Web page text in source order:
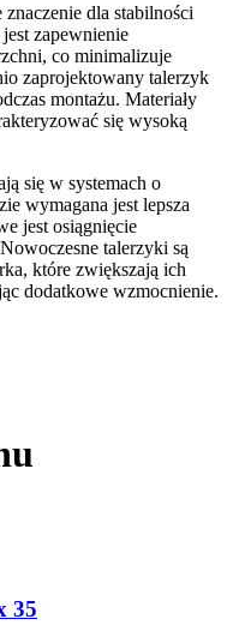
dla stabilności
zapewnienie
co minimalizuje
zaprojektowany talerzyk
montażu. Materiały
się wysoką
się w systemach o
wymagana jest lepsza
jest osiągnięcie
talerzyki są
które zwiększają ich
dodatkowe wzmocnienie.
35